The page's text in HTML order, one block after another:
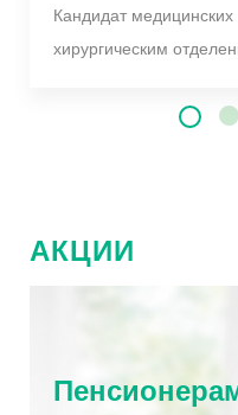
Кандидат
хирургическим
АКЦИИ